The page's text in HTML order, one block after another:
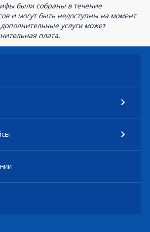
были собраны в течение
и могут быть недоступны на момент
услуги может
плата.